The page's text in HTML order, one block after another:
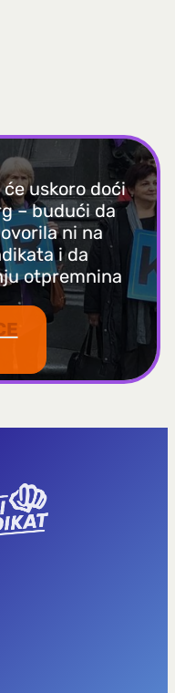
uskoro doći
– budući da
ni na
i da
otpremnina